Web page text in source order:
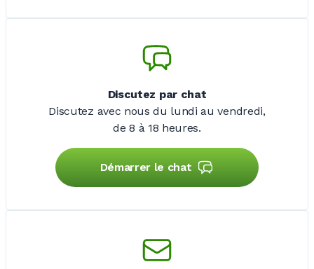
Discutez par chat
Discutez avec nous du lundi au vendredi,
de 8 à 18 heures.
Démarrer le chat